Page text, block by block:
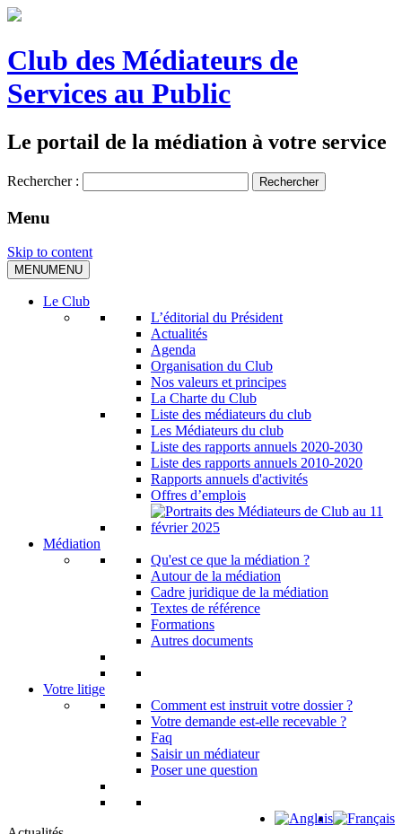
Club des Médiateurs de
Services au Public
Le portail de la médiation à votre service
Rechercher :
Menu
Skip to content
MENUMENU
Le Club
L’éditorial du Président
Actualités
Agenda
Organisation du Club
Nos valeurs et principes
La Charte du Club
Liste des médiateurs du club
Les Médiateurs du club
Liste des rapports annuels 2020-2030
Liste des rapports annuels 2010-2020
Rapports annuels d'activités
Offres d’emplois
Médiation
Qu'est ce que la médiation ?
Autour de la médiation
Cadre juridique de la médiation
Textes de référence
Formations
Autres documents
Votre litige
Comment est instruit votre dossier ?
Votre demande est-elle recevable ?
Faq
Saisir un médiateur
Poser une question